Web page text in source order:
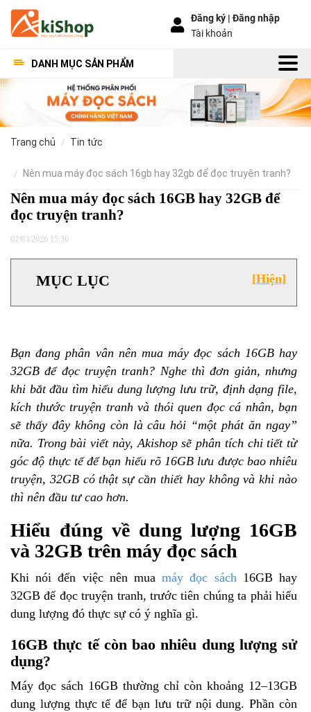
Đăng ký |Đăng nhập
Tài khoản
DANH MỤC SẢN PHẨM
trang chủ tin tức
nên mua máy đọc sách 16gb hay 32gb để đọc truyện tranh?
Nên mua máy đọc sách 16GB hay 32GB để
đọc truyện tranh?
02/03/2026 15:36
[Hiện]
MỤC LỤC
Bạn đang phân vân nên mua máy đọc sách 16GB hay
32GB để đọc truyện tranh? Nghe thì đơn giản, nhưng
khi bắt đầu tìm hiểu dung lượng lưu trữ, định dạng file,
kích thước truyện tranh và thói quen đọc cá nhân, bạn
sẽ thấy đây không còn là câu hỏi “một phát ăn ngay”
nữa. Trong bài viết này, Akishop sẽ phân tích chi tiết từ
góc độ thực tế để bạn hiểu rõ 16GB lưu được bao nhiêu
truyện, 32GB có thật sự cần thiết hay không và khi nào
thì nên đầu tư cao hơn.
Hiểu đúng về dung lượng 16GB
và 32GB trên máy đọc sách
Khi nói đến việc nên muamáy đọc sách16GB hay
32GB để đọc truyện tranh, trước tiên chúng ta phải hiểu
dung lượng đó thực sự có ý nghĩa gì.
16GB thực tế còn bao nhiêu dung lượng sử
dụng?
Máy đọc sách 16GB thường chỉ còn khoảng 12–13GB
dung lượng thực tế để bạn lưu trữ nội dung. Phần còn